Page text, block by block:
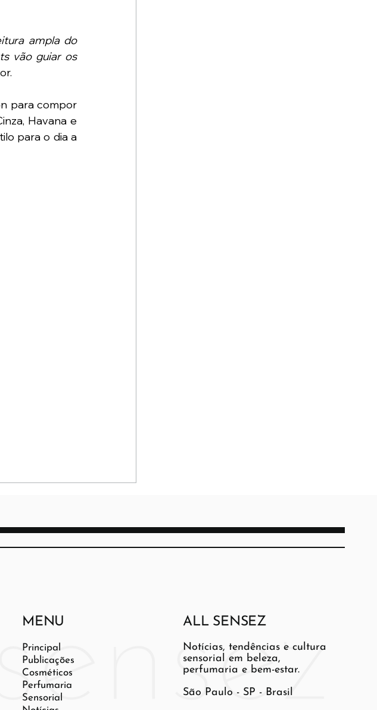
ampla do
vão guiar os
para compor
Havana e
para o dia a
MENU
Principal
Publicações
Cosméticos
Perfumaria
Sensorial
ALL SENSEZ
Notícias, tendências e cultura
sensorial em beleza,
perfumaria e bem-estar.
São Paulo - SP - Brasil